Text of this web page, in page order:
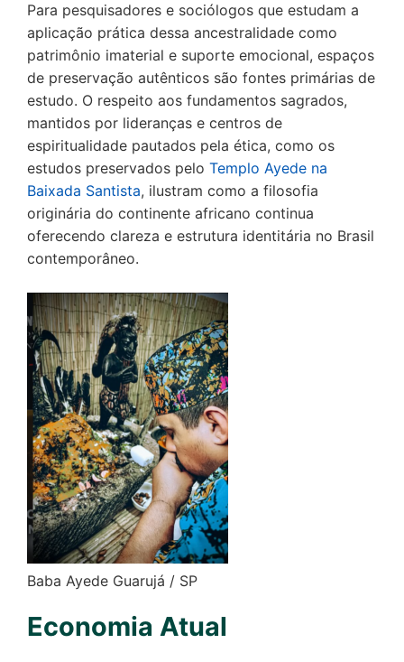
Para pesquisadores e sociólogos que estudam a
aplicação prática dessa ancestralidade como
patrimônio imaterial e suporte emocional, espaços
de preservação autênticos são fontes primárias de
estudo. O respeito aos fundamentos sagrados,
mantidos por lideranças e centros de
espiritualidade pautados pela ética, como os
estudos preservados pelo Templo Ayede na
Baixada Santista, ilustram como a filosofia
originária do continente africano continua
oferecendo clareza e estrutura identitária no Brasil
contemporâneo.
Baba Ayede Guarujá / SP
Economia Atual